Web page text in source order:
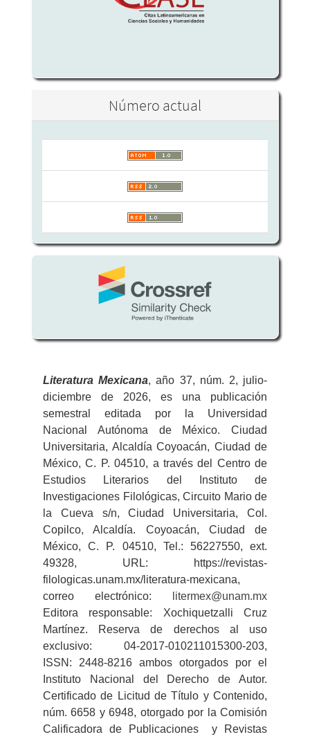
Número actual
Literatura Mexicana, año 37, núm. 2, julio-
diciembre de 2026, es una publicación
semestral editada por la Universidad
Nacional Autónoma de México. Ciudad
Universitaria, Alcaldía Coyoacán, Ciudad de
México, C. P. 04510, a través del Centro de
Estudios Literarios del Instituto de
Investigaciones Filológicas, Circuito Mario de
la Cueva s/n, Ciudad Universitaria, Col.
Copilco, Alcaldía. Coyoacán, Ciudad de
México, C. P. 04510, Tel.: 56227550, ext.
49328, URL: https://revistas-
filologicas.unam.mx/literatura-mexicana,
correo electrónico:
litermex@unam.mx
Editora responsable: Xochiquetzalli Cruz
Martínez. Reserva de derechos al uso
exclusivo: 04-2017-010211015300-203,
ISSN: 2448-8216 ambos otorgados por el
Instituto Nacional del Derecho de Autor.
Certificado de Licitud de Título y Contenido,
núm. 6658 y 6948, otorgado por la Comisión
Calificadora de Publicaciones y Revistas